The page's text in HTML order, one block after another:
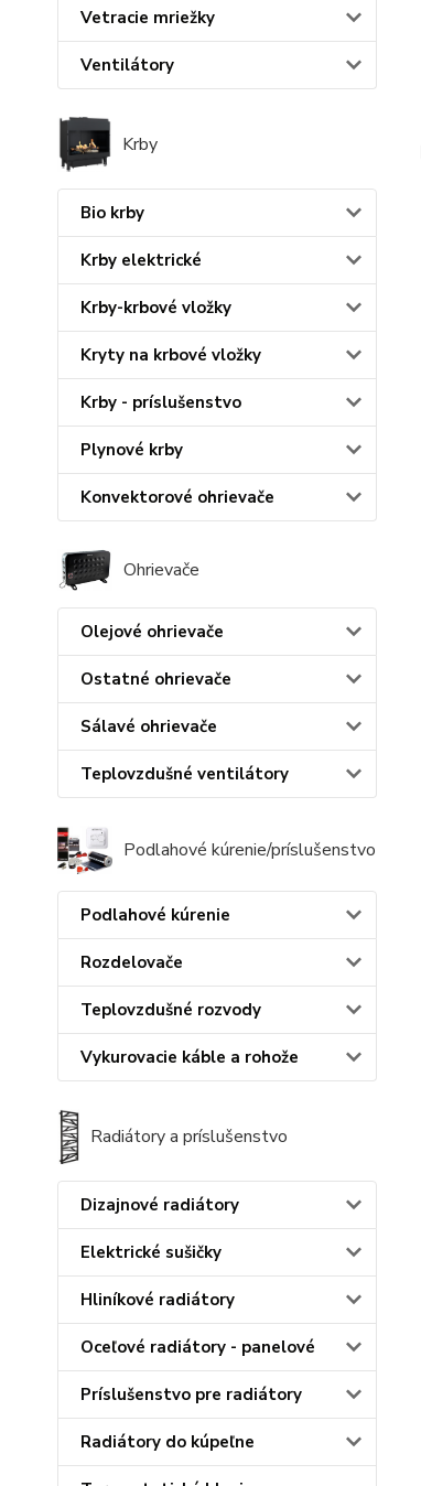
Vetracie mriežky
Ventilátory
Krby
Bio krby
Krby elektrické
Krby-krbové vložky
Kryty na krbové vložky
Krby - príslušenstvo
Plynové krby
Konvektorové ohrievače
Ohrievače
Olejové ohrievače
Ostatné ohrievače
Sálavé ohrievače
Teplovzdušné ventilátory
Podlahové kúrenie/príslušenstvo
Podlahové kúrenie
Rozdelovače
Teplovzdušné rozvody
Vykurovacie káble a rohože
Radiátory a príslušenstvo
Dizajnové radiátory
Elektrické sušičky
Hliníkové radiátory
Oceľové radiátory - panelové
Príslušenstvo pre radiátory
Radiátory do kúpeľne